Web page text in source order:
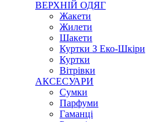
ВЕРХНІЙ ОДЯГ
Жакети
Жилети
Шакети
Куртки З Еко-Шкіри
Куртки
Вітрівки
АКСЕСУАРИ
Сумки
Парфуми
Гаманці